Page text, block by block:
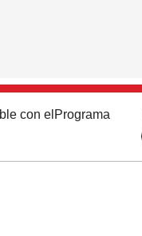
con el Programa